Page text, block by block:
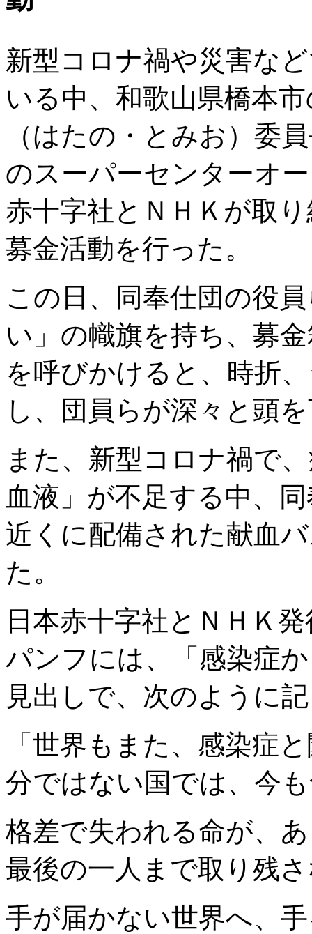
新型コロナ禍や災害な
いる中、和歌山県橋本
（はたの・とみお）委
のスーパーセンターオ
赤十字社とＮＨＫが取
募金活動を行った。
この日、同奉仕団の役
い」の幟旗を持ち、募
を呼びかけると、時折
し、団員らが深々と頭
また、新型コロナ禍で
血液」が不足する中、
近くに配備された献血
た。
日本赤十字社とＮＨＫ
パンフには、「感染症
見出しで、次のように
「世界もまた、感染症
分ではない国では、今
格差で失われる命が、
最後の一人まで取り残
手が届かない世界へ、